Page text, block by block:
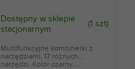
Dostępny w sklepie
stacjonarnym
(1 szt)
Multifunkcyjne kombinerki z
narzędziami. 17 różnych
narzędzi. Kolor czarny....